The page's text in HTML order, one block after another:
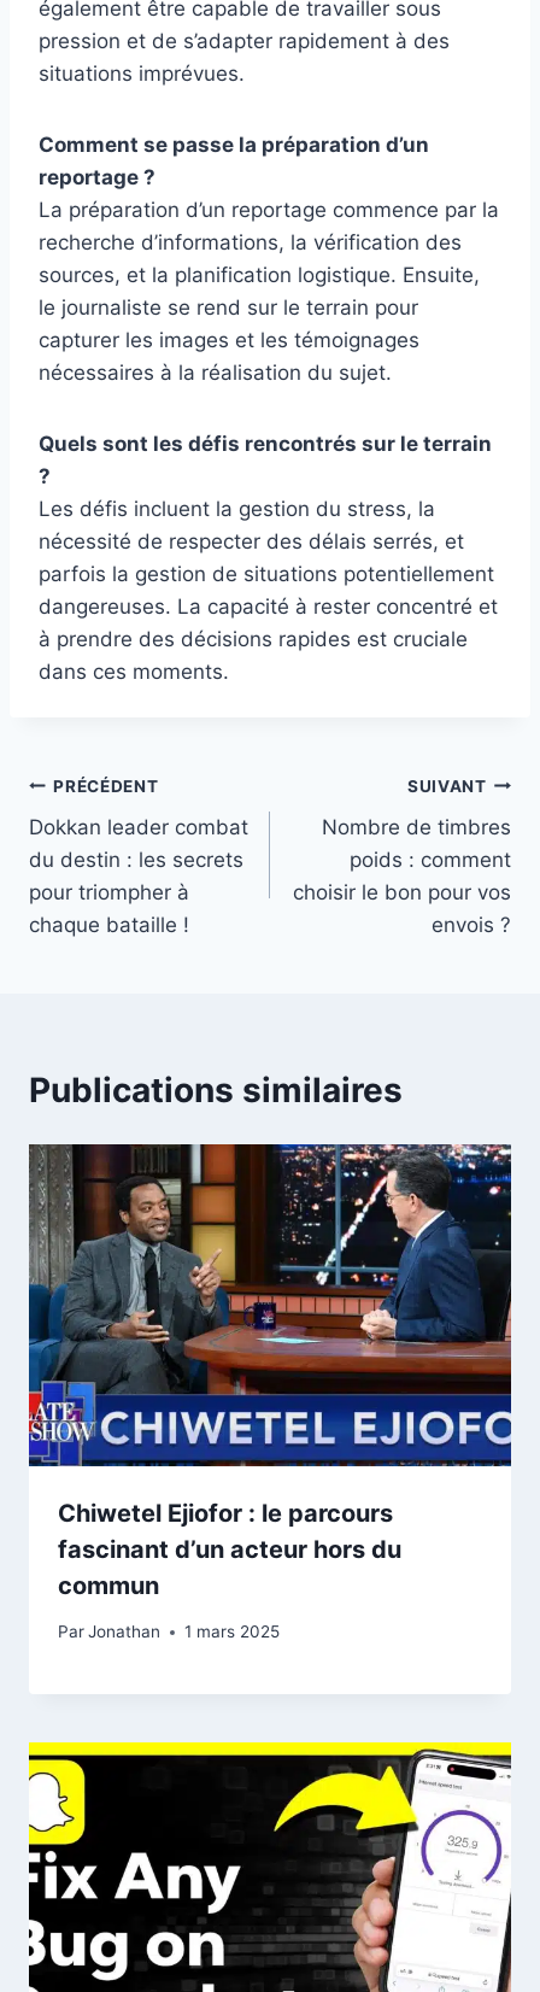
également être capable de travailler sous
pression et de s’adapter rapidement à des
situations imprévues.
Comment se passe la préparation d’un
reportage ?
La préparation d’un reportage commence par la
recherche d’informations, la vérification des
sources, et la planification logistique. Ensuite,
le journaliste se rend sur le terrain pour
capturer les images et les témoignages
nécessaires à la réalisation du sujet.
Quels sont les défis rencontrés sur le terrain
?
Les défis incluent la gestion du stress, la
nécessité de respecter des délais serrés, et
parfois la gestion de situations potentiellement
dangereuses. La capacité à rester concentré et
à prendre des décisions rapides est cruciale
dans ces moments.
Navigation
de
l’article
PRÉCÉDENT
Dokkan leader combat
du destin : les secrets
pour triompher à
chaque bataille !
SUIVANT
Nombre de timbres
poids : comment
choisir le bon pour vos
envois ?
Publications similaires
Chiwetel Ejiofor : le parcours
fascinant d’un acteur hors du
commun
ParJonathan 1 mars 2025